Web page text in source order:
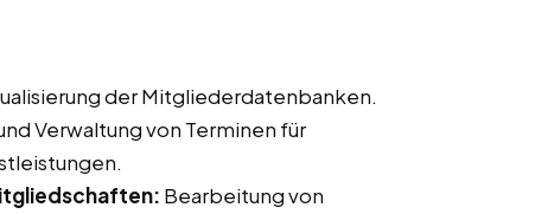
der Mitgliederdatenbanken.
Verwaltung von Terminen für
Bearbeitung von